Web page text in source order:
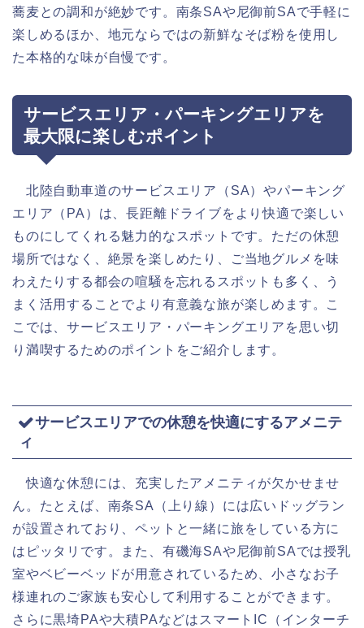
蕎麦との調和が絶妙です。南条SAや尼御前SAで手軽に
楽しめるほか、地元ならではの新鮮なそば粉を使用し
た本格的な味が自慢です。
サービスエリア・パーキングエリアを
最大限に楽しむポイント
北陸自動車道のサービスエリア（SA）やパーキング
エリア（PA）は、長距離ドライブをより快適で楽しい
ものにしてくれる魅力的なスポットです。ただの休憩
場所ではなく、絶景を楽しめたり、ご当地グルメを味
わえたりする都会の喧騒を忘れるスポットも多く、う
まく活用することでより有意義な旅が楽しめます。こ
こでは、サービスエリア・パーキングエリアを思い切
り満喫するためのポイントをご紹介します。
サービスエリアでの休憩を快適にするアメニテ
ィ
快適な休憩には、充実したアメニティが欠かせませ
ん。たとえば、南条SA（上り線）には広いドッグラン
が設置されており、ペットと一緒に旅をしている方に
はピッタリです。また、有磯海SAや尼御前SAでは授乳
室やベビーベッドが用意されているため、小さなお子
様連れのご家族も安心して利用することができます。
さらに黒埼PAや大積PAなどはスマートIC（インターチ